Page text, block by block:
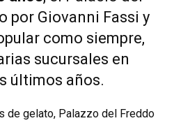
por Giovanni Fassi y
como siempre,
sucursales en
últimos años.
de gelato, Palazzo del Freddo